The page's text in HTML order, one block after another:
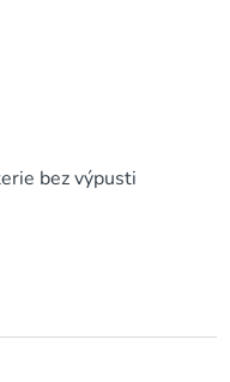
bez výpusti